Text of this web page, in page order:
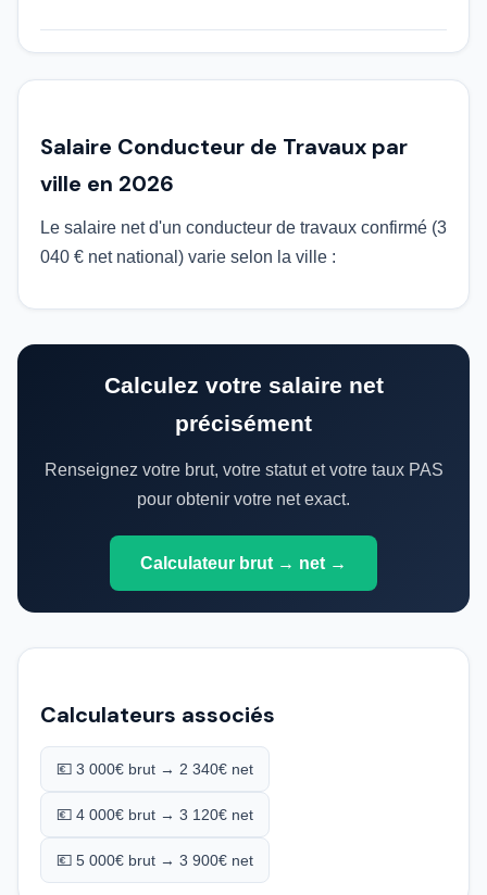
Salaire Conducteur de Travaux par
ville en 2026
Le salaire net d'un conducteur de travaux confirmé (3
040 € net national) varie selon la ville :
Calculez votre salaire net
précisément
Renseignez votre brut, votre statut et votre taux PAS
pour obtenir votre net exact.
Calculateur brut → net →
Calculateurs associés
💶 3 000€ brut → 2 340€ net
💶 4 000€ brut → 3 120€ net
💶 5 000€ brut → 3 900€ net